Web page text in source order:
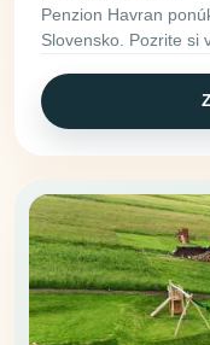
Penzion Havran
Slovensko. Pozrite si